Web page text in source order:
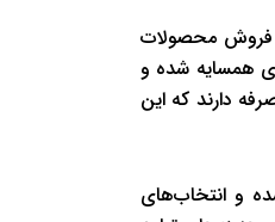
فروش محصولات
همسایه شده و
دارند که این
و انتخاب‌های